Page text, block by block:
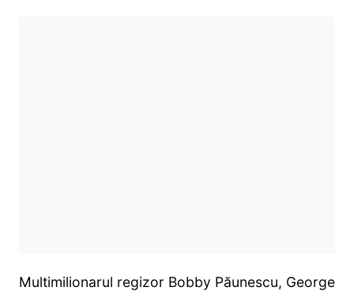
Multimilionarul regizor Bobby Păunescu, George